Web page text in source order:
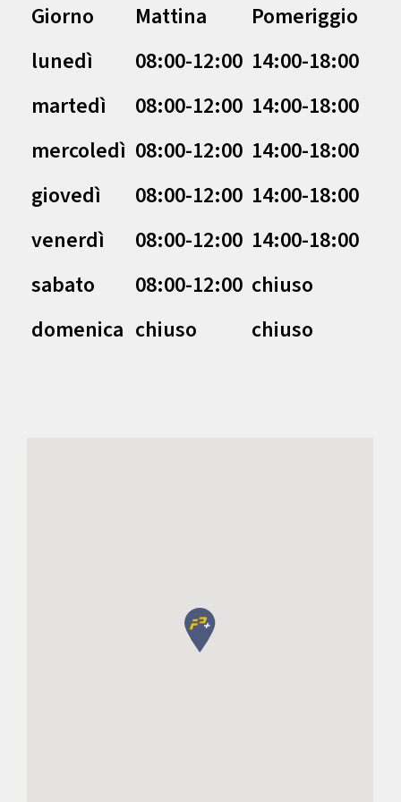
Giorno Mattina
Pomeriggio
lunedì
08:00-12:00 14:00-18:00
martedì
08:00-12:00 14:00-18:00
mercoledì 08:00-12:00 14:00-18:00
giovedì
08:00-12:00 14:00-18:00
venerdì
08:00-12:00 14:00-18:00
sabato
08:00-12:00 chiuso
domenica chiuso chiuso